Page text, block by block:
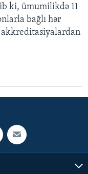
ki, ümumilikdə 11
bağlı hər
akkreditasiyalardan